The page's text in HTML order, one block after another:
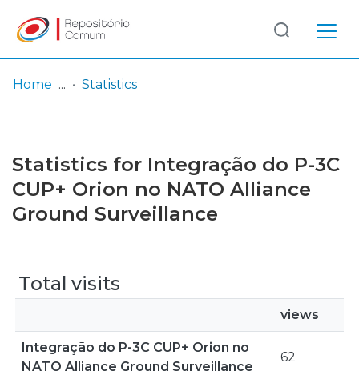
Browse repository
Entities
Log
In
(current)
Home Statistics
Statistics for Integração do P-3C
CUP+ Orion no NATO Alliance
Ground Surveillance
Total visits
views
Integração do P-3C CUP+ Orion no
NATO Alliance Ground Surveillance
62